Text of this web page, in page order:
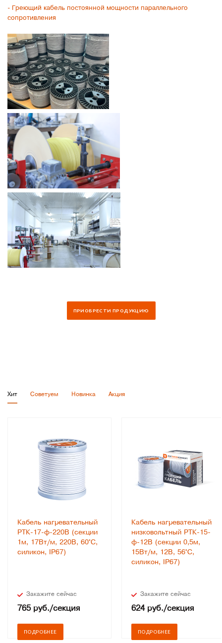
- Греющий кабель постоянной мощности параллельного
сопротивления
Хит Советуем Новинка Акция
Кабель нагревательный
РТК-17-ф-220В (секции
1м, 17Вт/м, 220В, 60°С,
силикон, IP67)
Закажите сейчас
765руб./секция
ПОДРОБНЕЕ
Кабель нагревательный
низковольтный РТК-15-
ф-12В (секции 0,5м,
15Вт/м, 12В, 56°С,
силикон, IP67)
Закажите сейчас
624руб./секция
ПОДРОБНЕЕ